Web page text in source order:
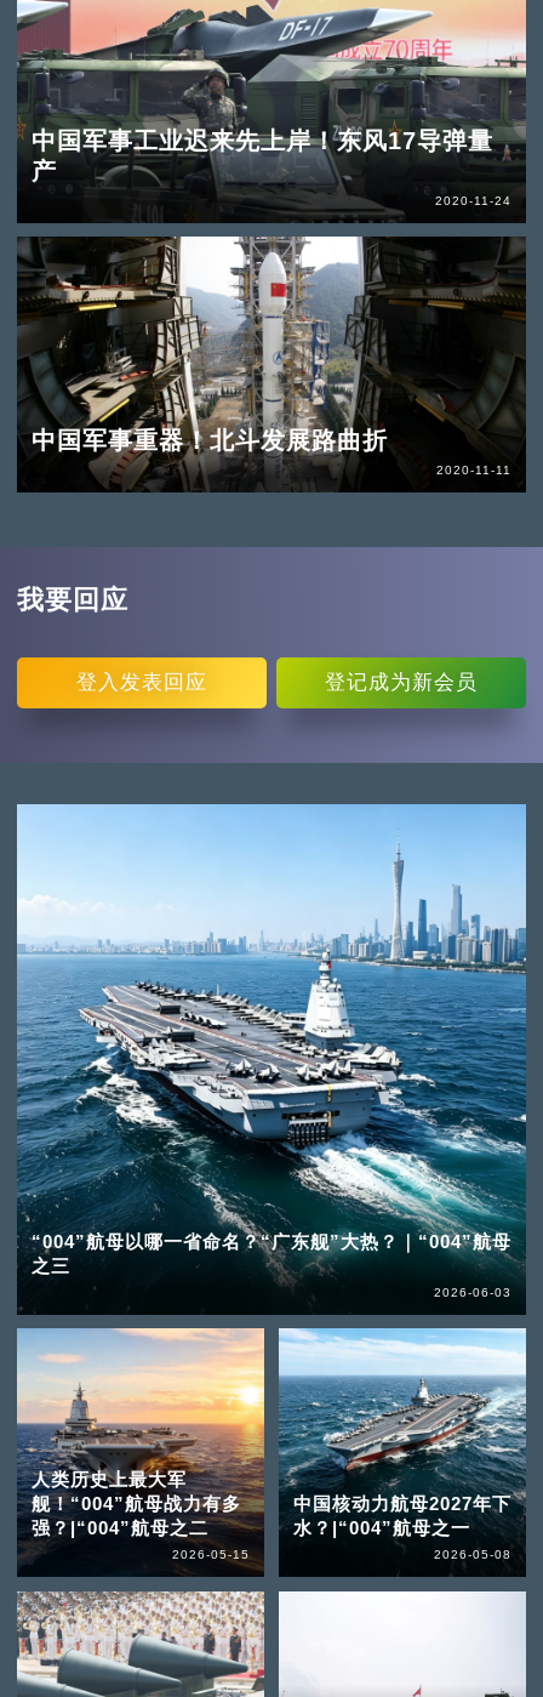
中国军事工业迟来先上岸！东风17导弹量
产
2020-11-24
中国军事重器！北斗发展路曲折
2020-11-11
我要回应
登入 发表回应 登记成为新会员
“004”航母以哪一省命名？“广东舰”大热？｜“004”航母
之三
2026-06-03
人类历史上最大军
舰！“004”航母战力有多
强？|“004”航母之二
2026-05-15
中国核动力航母2027年下
水？|“004”航母之一
2026-05-08